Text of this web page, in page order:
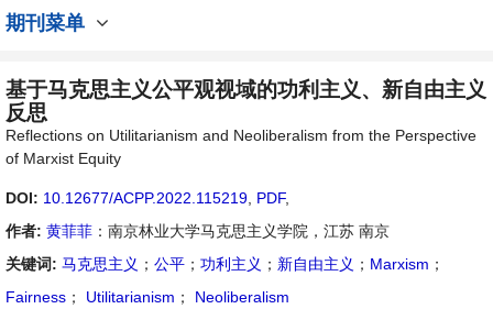
期刊菜单
基于马克思主义公平观视域的功利主义、新自由主义
反思
Reflections on Utilitarianism and Neoliberalism from the Perspective
of Marxist Equity
DOI: 10.12677/ACPP.2022.115219 PDF,
作者: 黄菲菲 ：南京林业大学马克思主义学院，江苏 南京
关键词: 马克思主义 ； 公平 ； 功利主义 ； 新自由主义 ； Marxism ；
Fairness ； Utilitarianism ； Neoliberalism